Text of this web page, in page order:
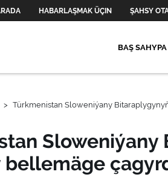
HABARLAŞMAK ÜÇIN ŞAHSY
BAŞ SAHYPA
> Türkmenistan Sloweniýany
Sloweniýany